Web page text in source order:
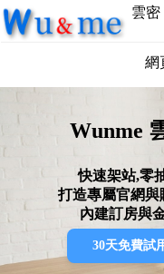
雲密
網
Wunme
快速架站,零
打造專屬官網與
內建訂房與
30天免費試